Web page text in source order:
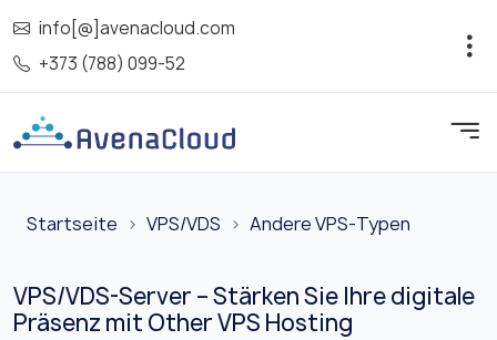
info[@]avenacloud.com
+373 (788) 099-52
Startseite VPS/VDS Andere VPS-Typen
VPS/VDS-Server – Stärken Sie Ihre digitale
Präsenz mit Other VPS Hosting